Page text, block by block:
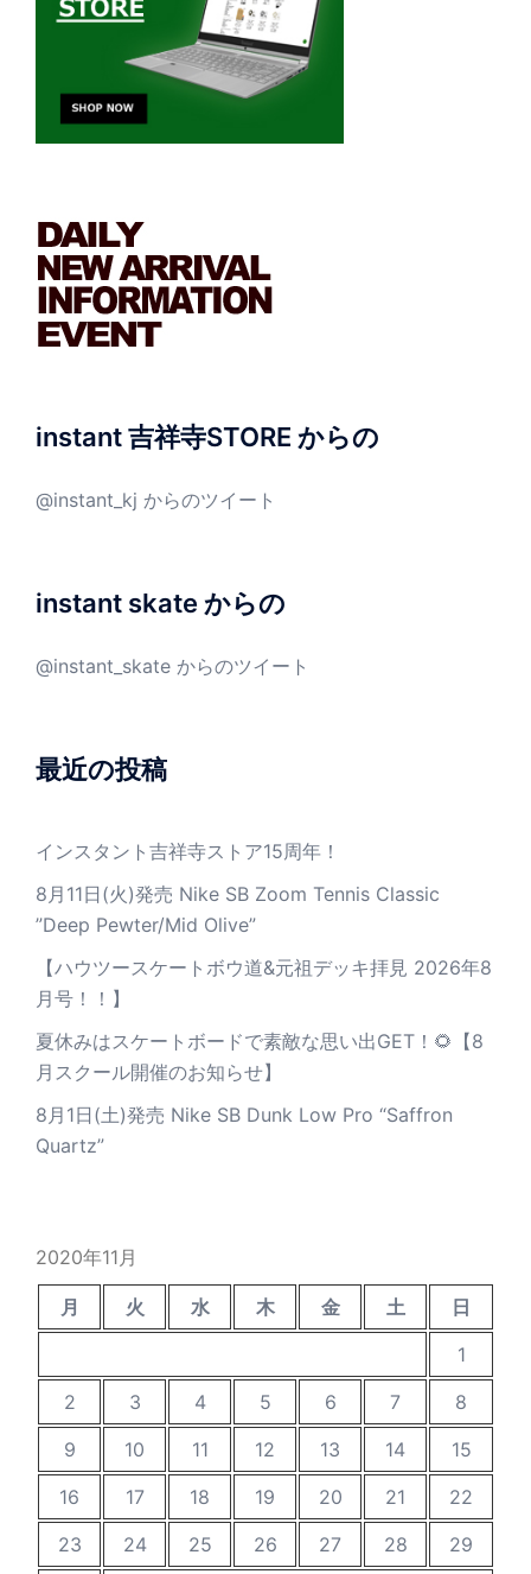
instant 吉祥寺STORE からの
@instant_kj からのツイート
instant skate からの
@instant_skate からのツイート
最近の投稿
インスタント吉祥寺ストア15周年！
8月11日(火)発売 Nike SB Zoom Tennis Classic
”Deep Pewter/Mid Olive”
【ハウツースケートボウ道&元祖デッキ拝見 2026年8
月号！！】
夏休みはスケートボードで素敵な思い出GET！🌻【8
月スクール開催のお知らせ】
8月1日(土)発売 Nike SB Dunk Low Pro “Saffron
Quartz”
2020年11月
月 火 水 木 金 土
日
1
2
3 4 5 6 7
8
9
10 11 12 13 14
15
16
17 18 19 20 21
22
23
24 25 26 27 28
29